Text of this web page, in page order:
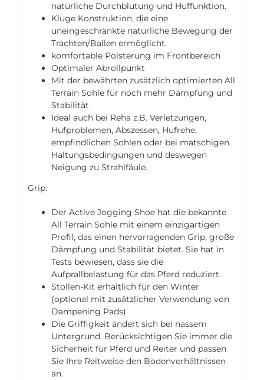
natürliche Durchblutung und Huffunktion.
Kluge Konstruktion, die eine
uneingeschränkte natürliche Bewegung der
Trachten/Ballen ermöglicht.
komfortable Polsterung im Frontbereich
Optimaler Abrollpunkt
Mit der bewährten zusätzlich optimierten All
Terrain Sohle für noch mehr Dämpfung und
Stabilität
Ideal auch bei Reha z.B. Verletzungen,
Hufproblemen, Abszessen, Hufrehe,
empfindlichen Sohlen oder bei matschigen
Haltungsbedingungen und deswegen
Neigung zu Strahlfäule.
Grip:
Der Active Jogging Shoe hat die bekannte
All Terrain Sohle mit einem einzigartigen
Profil, das einen hervorragenden Grip, große
Dämpfung und Stabilität bietet. Sie hat in
Tests bewiesen, dass sie die
Aufprallbelastung für das Pferd reduziert.
Stollen-Kit erhältlich für den Winter
(optional mit zusätzlicher Verwendung von
Dampening Pads)
Die Griffigkeit ändert sich bei nassem
Untergrund. Berücksichtigen Sie immer die
Sicherheit für Pferd und Reiter und passen
Sie Ihre Reitweise den Bodenverhältnissen
an.